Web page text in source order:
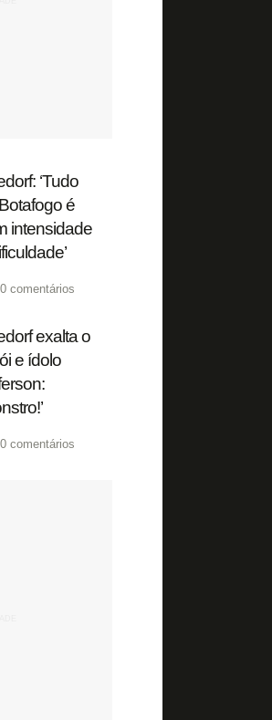
‘Tudo
é
intensidade
0 comentários
exalta o
e ídolo
0 comentários